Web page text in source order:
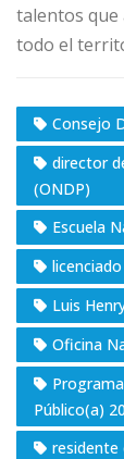
talentos que
todo el
Consejo
director
(ONDP)
Escuela
Luis
Oficina
Público(a)
residente